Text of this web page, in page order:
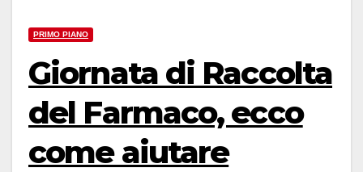
PRIMO PIANO
Giornata di Raccolta
del Farmaco, ecco
come aiutare